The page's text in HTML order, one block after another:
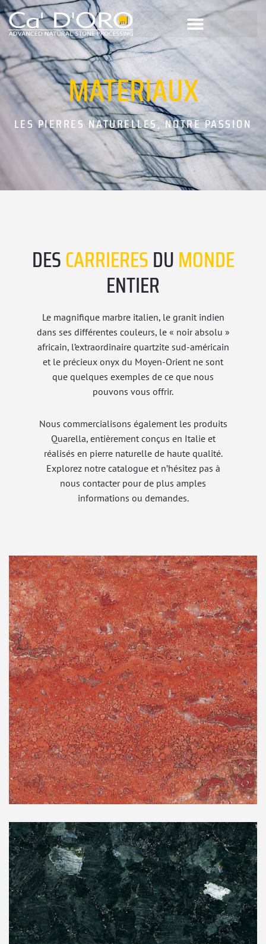
MATERIAUX
LES PIERRES NATURELLES, NOTRE PASSION
DESCARRIERESDUMONDE
ENTIER
Le magnifique marbre italien, le granit indien
dans ses différentes couleurs, le « noir absolu »
africain, l’extraordinaire quartzite sud-américain
et le précieux onyx du Moyen-Orient ne sont
que quelques exemples de ce que nous
pouvons vous offrir.
Nous commercialisons également les produits
Quarella, entièrement conçus en Italie et
réalisés en pierre naturelle de haute qualité.
Explorez notre catalogue et n’hésitez pas à
nous contacter pour de plus amples
informations ou demandes.